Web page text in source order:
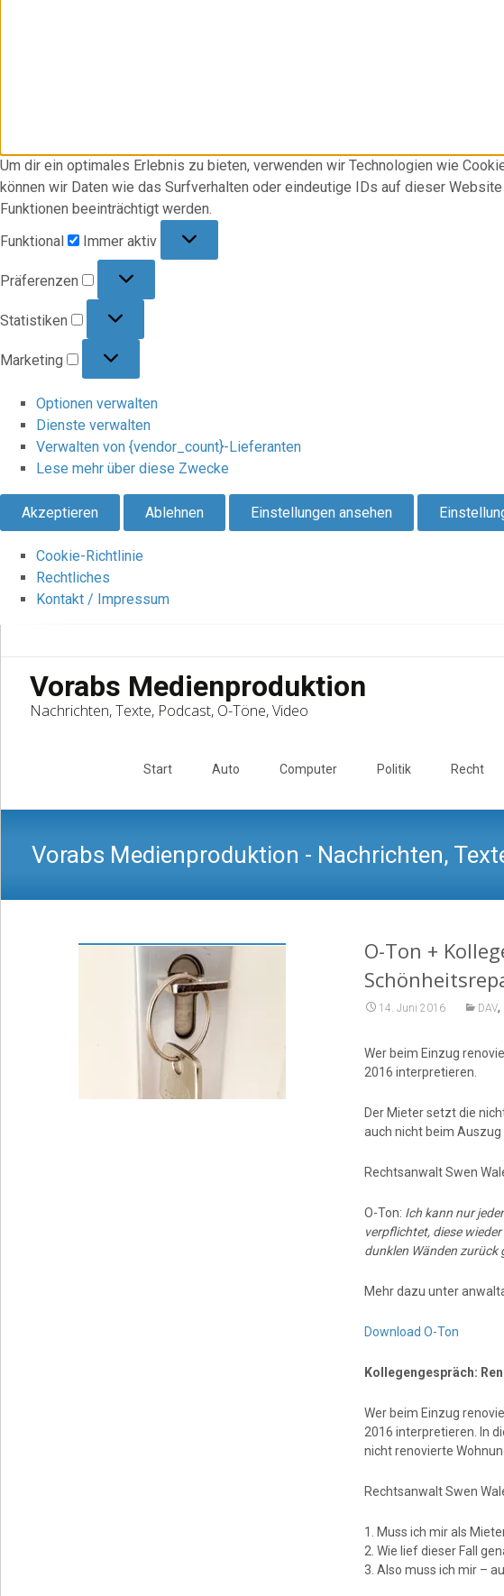
Um dir ein optimales Erlebnis zu bieten, verwenden wir Technologien wie
können wir Daten wie das Surfverhalten oder eindeutige IDs auf dieser
Funktionen beeinträchtigt werden.
Funktional
Immer aktiv
Präferenzen
Statistiken
Marketing
Optionen verwalten
Dienste verwalten
Verwalten von {vendor_count}-Lieferanten
Lese mehr über diese Zwecke
Akzeptieren Ablehnen Einstellungen ansehen
Cookie-Richtlinie
Rechtliches
Kontakt / Impressum
Vorabs Medienproduktion
Nachrichten, Texte, Podcast, O-Töne, Video
Start Auto Computer Politik Recht
Vorabs Medienproduktion - Nachrichten,
O-Ton +
14. Juni 2016 DAV,
Wer beim Einzug
2016 interpretieren.
Der Mieter setzt die
auch nicht beim Auszug
Rechtsanwalt Swen
O-Ton: Ich kann nur
verpflichtet, diese
dunklen Wänden zurück
Mehr dazu unter
Download O-Ton
Kollegengespräch:
Wer beim Einzug
2016 interpretieren. In
nicht renovierte
Rechtsanwalt Swen
1. Muss ich mir als
2. Wie lief dieser Fall
3. Also muss ich mir –